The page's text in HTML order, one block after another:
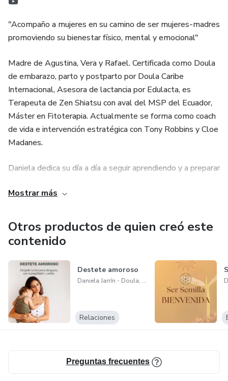
"Acompaño a mujeres en su camino de ser mujeres-madres
promoviendo su bienestar físico, mental y emocional"
Madre de Agustina, Vera y Rafael. Certificada como Doula
de embarazo, parto y postparto por Doula Caribe
Internacional, Asesora de lactancia por Edulacta, es
Terapeuta de Zen Shiatsu con aval del MSP del Ecuador,
Máster en Fitoterapia. Actualmente se forma como coach
de vida e intervención estratégica con Tony Robbins y Cloe
Madanes.
Daniela dedica su día a día a seguir aprendiendo y a preparar
desde el embarazo, partos respetados y lactancias
las madres y sus bebés.
Mostrar más
Otros productos de quien creó este
contenido
Destete amoroso
Daniela Jarrín - Doula, asesora de lactancia y coach
Relaciones
Preguntas frecuentes